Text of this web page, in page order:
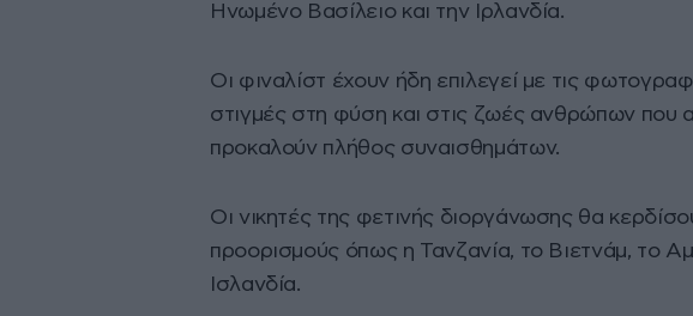
Ηνωμένο Βασίλειο και την Ιρλανδία.
Οι φιναλίστ έχουν ήδη επιλεγεί με τις
στιγμές στη φύση και στις ζωές ανθρώπων που
προκαλούν πλήθος συναισθημάτων.
Οι νικητές της φετινής διοργάνωσης θα
προορισμούς όπως η Τανζανία, το Βιετνάμ, το
Ισλανδία.